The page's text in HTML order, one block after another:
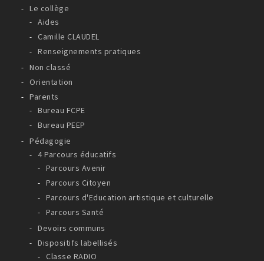
Le collège
Aides
Camille CLAUDEL
Renseignements pratiques
Non classé
Orientation
Parents
Bureau FCPE
Bureau PEEP
Pédagogie
4 Parcours éducatifs
Parcours Avenir
Parcours Citoyen
Parcours d'Education artistique et culturelle
Parcours Santé
Devoirs communs
Dispositifs labellisés
Classe RADIO